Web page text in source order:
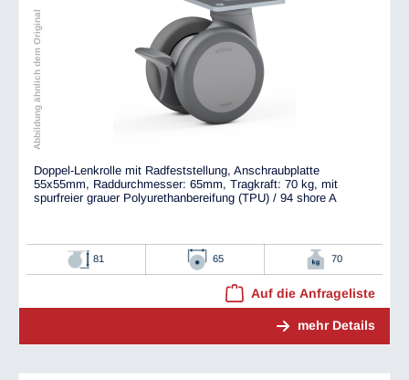
Abbildung ähnlich dem Original
Doppel-Lenkrolle mit Radfeststellung, Anschraubplatte
55x55mm, Raddurchmesser: 65mm, Tragkraft: 70 kg, mit
spurfreier grauer Polyurethanbereifung (TPU) / 94 shore A
81 65 70
Auf die Anfrageliste
mehr Details